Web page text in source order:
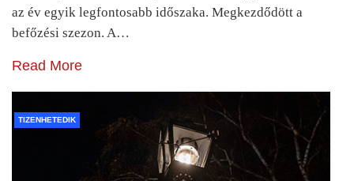
az év egyik legfontosabb időszaka. Megkezdődött a
befőzési szezon. A…
Read More
TIZENHETEDIK